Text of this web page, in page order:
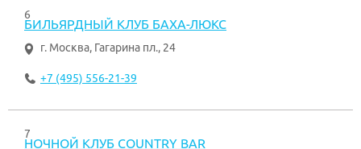
6
БИЛЬЯРДНЫЙ КЛУБ БАХА-ЛЮКС
г. Москва, Гагарина пл., 24
+7 (495) 556-21-39
7
НОЧНОЙ КЛУБ COUNTRY BAR